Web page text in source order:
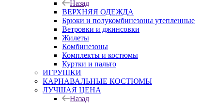
Назад
ВЕРХНЯЯ ОДЕЖДА
Брюки и полукомбинезоны утепленные
Ветровки и джинсовки
Жилеты
Комбинезоны
Комплекты и костюмы
Куртки и пальто
ИГРУШКИ
КАРНАВАЛЬНЫЕ КОСТЮМЫ
ЛУЧШАЯ ЦЕНА
Назад